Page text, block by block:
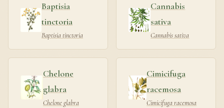
Baptisia
tinctoria
Baptisia tinctoria
Cannabis
sativa
Cannabis sativa
Chelone
glabra
Chelone glabra
Cimicifuga
racemosa
Cimicifuga racemosa